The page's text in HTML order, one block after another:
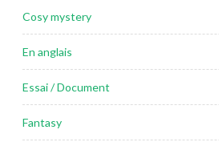
Cosy mystery
En anglais
Essai / Document
Fantasy